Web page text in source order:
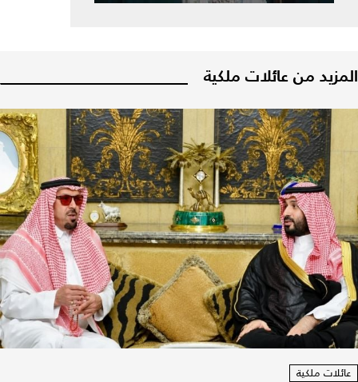
المزيد من عائلات ملكية
عائلات ملكية